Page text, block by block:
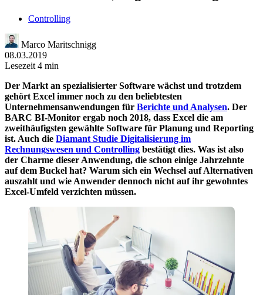
Controlling
Marco Maritschnigg
08.03.2019
Lesezeit 4 min
Der Markt an spezialisierter Software wächst und trotzdem
gehört Excel immer noch zu den beliebtesten
Unternehmensanwendungen für Berichte und Analysen. Der
BARC BI-Monitor ergab noch 2018, dass Excel die am
zweithäufigsten gewählte Software für Planung und Reporting
ist. Auch die Diamant Studie Digitalisierung im
Rechnungswesen und Controlling bestätigt dies. Was ist also
der Charme dieser Anwendung, die schon einige Jahrzehnte
auf dem Buckel hat? Warum sich ein Wechsel auf Alternativen
auszahlt und wie Anwender dennoch nicht auf ihr gewohntes
Excel-Umfeld verzichten müssen.